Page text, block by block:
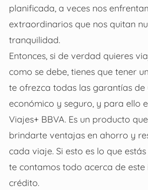
planificada, a veces nos
extraordinarios que nos quitan
tranquilidad.
Entonces, si de verdad quieres
como se debe, tienes que tener
te ofrezca todas las garantías de
económico y seguro, y para ello
Viajes+ BBVA. Es un producto
brindarte ventajas en ahorro y
cada viaje. Si esto es lo que
te contamos todo acerca de este
crédito.